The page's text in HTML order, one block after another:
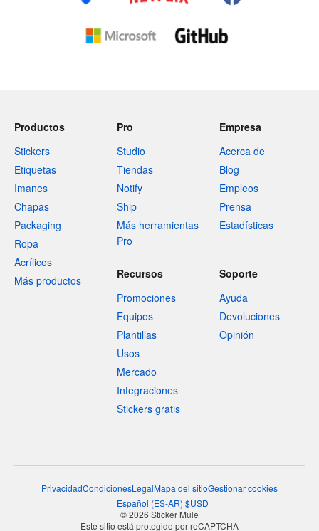
Productos
Stickers
Etiquetas
Imanes
Chapas
Packaging
Ropa
Acrílicos
Más productos
Pro
Studio
Tiendas
Notify
Ship
Más herramientas
Pro
Empresa
Acerca de
Blog
Empleos
Prensa
Estadísticas
Recursos
Promociones
Equipos
Plantillas
Usos
Mercado
Integraciones
Stickers gratis
Soporte
Ayuda
Devoluciones
Opinión
PrivacidadCondicionesLegalMapa del sitioGestionar cookies
Español (ES-AR) $USD
© 2026 Sticker Mule
Este sitio está protegido por reCAPTCHA